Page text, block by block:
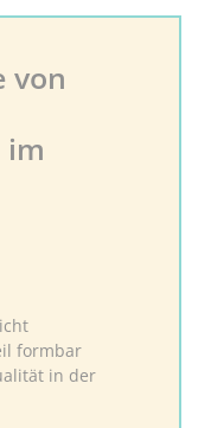
von
im
formbar
in der